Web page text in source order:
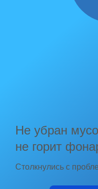
Не убран
не горит
Столкнулись с